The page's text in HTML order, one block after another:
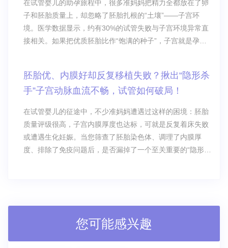
在试管婴儿的助孕旅程中，很多准妈妈把精力全都放在了卵
子和胚胎质量上，却忽略了胚胎扎根的“土壤”——子宫环
境。医学数据显示，约有30%的试管失败与子宫环境异常直
接相关。如果把优质胚胎比作“饱满的种子”，子宫就是孕育
胚胎优、内膜好却反复移植失败？揪出“隐形杀
手”子宫动脉血流不畅，试管如何破局！
在试管婴儿的征途中，不少准妈妈遭遇过这样的困境：胚胎
质量评级很高，子宫内膜厚度也达标，可就是反复着床失败
或遭遇生化妊娠。当您筛查了胚胎染色体、调理了内膜厚
度、排除了免疫问题后，是否漏掉了一个至关重要的“隐形密
您可能感兴趣